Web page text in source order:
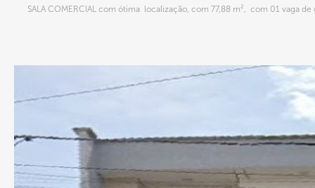
SALA COMERCIAL com ótima localização, com 77,88 m², com 01 vaga